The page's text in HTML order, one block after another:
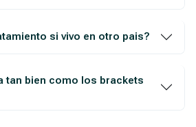
si vivo en otro pais?
tan bien como los brackets